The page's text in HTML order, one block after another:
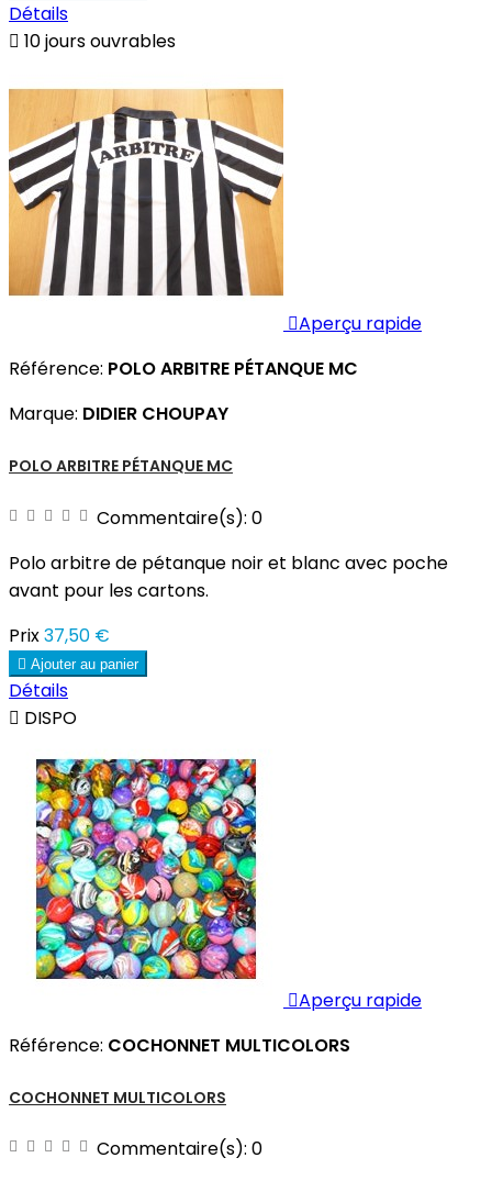
Détails
 10 jours ouvrables
Aperçu rapide
Référence: POLO ARBITRE PÉTANQUE MC
Marque: DIDIER CHOUPAY
POLO ARBITRE PÉTANQUE MC
Commentaire(s): 0
Polo arbitre de pétanque noir et blanc avec poche
avant pour les cartons.
Prix37,50 €
 Ajouter au panier
Détails
 DISPO
Aperçu rapide
Référence: COCHONNET MULTICOLORS
COCHONNET MULTICOLORS
Commentaire(s): 0